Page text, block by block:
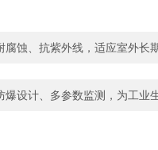
蚀、抗紫外线，适应室外长
设计、多参数监测，为工业